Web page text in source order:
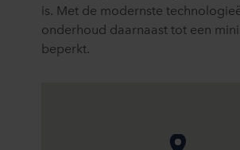
is. Met de modernste
onderhoud daarnaast tot een
beperkt.